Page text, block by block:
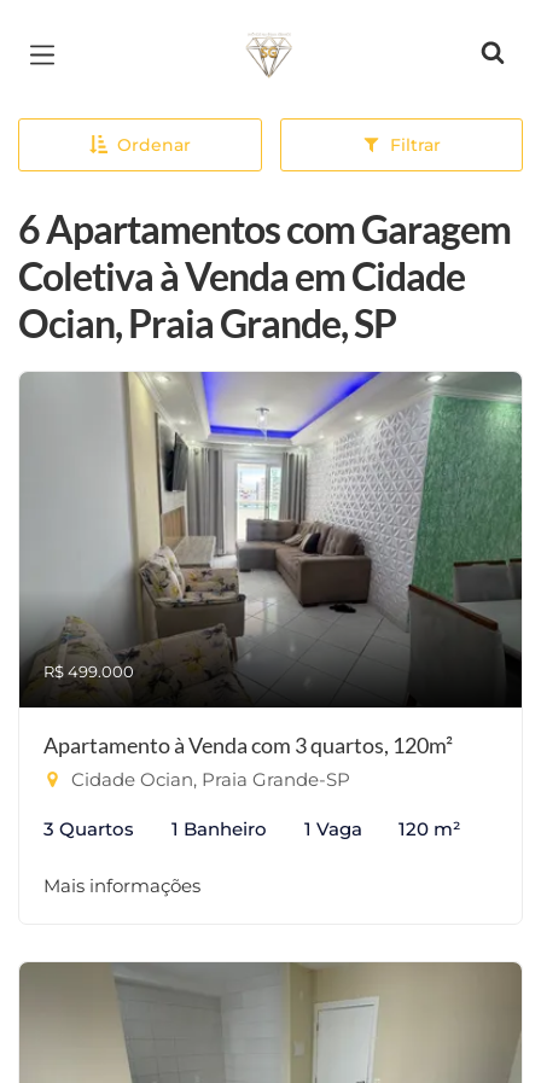
Página inicial
Ordenar Filtrar
6 Apartamentos com Garagem
Coletiva à Venda em Cidade
Ocian, Praia Grande, SP
R$ 499.000
Apartamento à Venda com 3 quartos, 120m²
Cidade Ocian, Praia Grande-SP
3 Quartos 1 Banheiro 1 Vaga 120 m²
Mais informações